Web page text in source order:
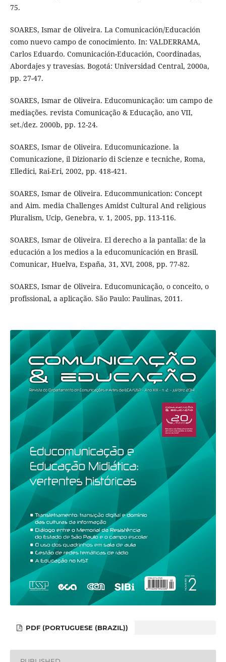
75.
SOARES, Ismar de Oliveira. La Comunicación/Educación
como nuevo campo de conocimiento. In: VALDERRAMA,
Carlos Eduardo. Comunicación-Educación, Coordinadas,
Abordajes y travesías. Bogotá: Universidad Central, 2000a,
pp. 27-47.
SOARES, Ismar de Oliveira. Educomunicação: um campo de
mediações. revista Comunicação & Educação, ano VII,
set./dez. 2000b, pp. 12-24.
SOARES, Ismar de Oliveira. Educomunicazione. la
Comunicazione, il Dizionario di Scienze e tecniche, Roma,
Elledici, Rai-Eri, 2002, pp. 418-421.
SOARES, Ismar de Oliveira. Educommunication: Concept
and Aim. media Challenges Amidst Cultural And religious
Pluralism, Ucip, Genebra, v. 1, 2005, pp. 113-116.
SOARES, Ismar de Oliveira. El derecho a la pantalla: de la
educación a los medios a la educomunicación en Brasil.
Comunicar, Huelva, España, 31, XVI, 2008, pp. 77-82.
SOARES, Ismar de Oliveira. Educomunicação, o conceito, o
profissional, a aplicação. São Paulo: Paulinas, 2011.
PDF (PORTUGUESE (BRAZIL))